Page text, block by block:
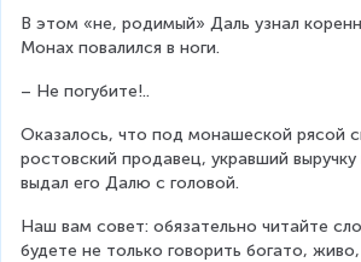
В этом «не, родимый» Даль узнал
Монах повалился в ноги.
– Не погубите!..
Оказалось, что под монашеской рясой
ростовский продавец, укравший
выдал его Далю с головой.
Наш вам совет: обязательно читайте
будете не только говорить богато,